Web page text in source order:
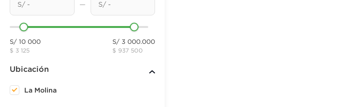
—
S/ 10 000
$ 3 125
S/ 3 000.000
$ 937 500
Ubicación
La Molina